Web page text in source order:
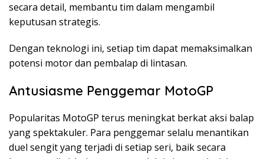
secara detail, membantu tim dalam mengambil
keputusan strategis.
Dengan teknologi ini, setiap tim dapat memaksimalkan
potensi motor dan pembalap di lintasan.
Antusiasme Penggemar MotoGP
Popularitas MotoGP terus meningkat berkat aksi balap
yang spektakuler. Para penggemar selalu menantikan
duel sengit yang terjadi di setiap seri, baik secara